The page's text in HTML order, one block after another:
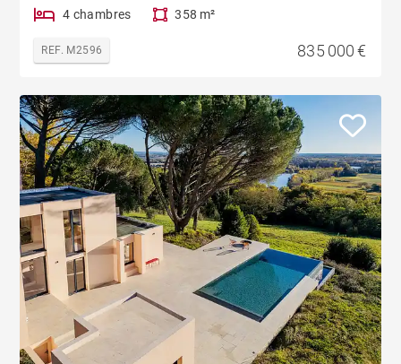
4 chambres 358 m²
REF. M2596 835 000 €